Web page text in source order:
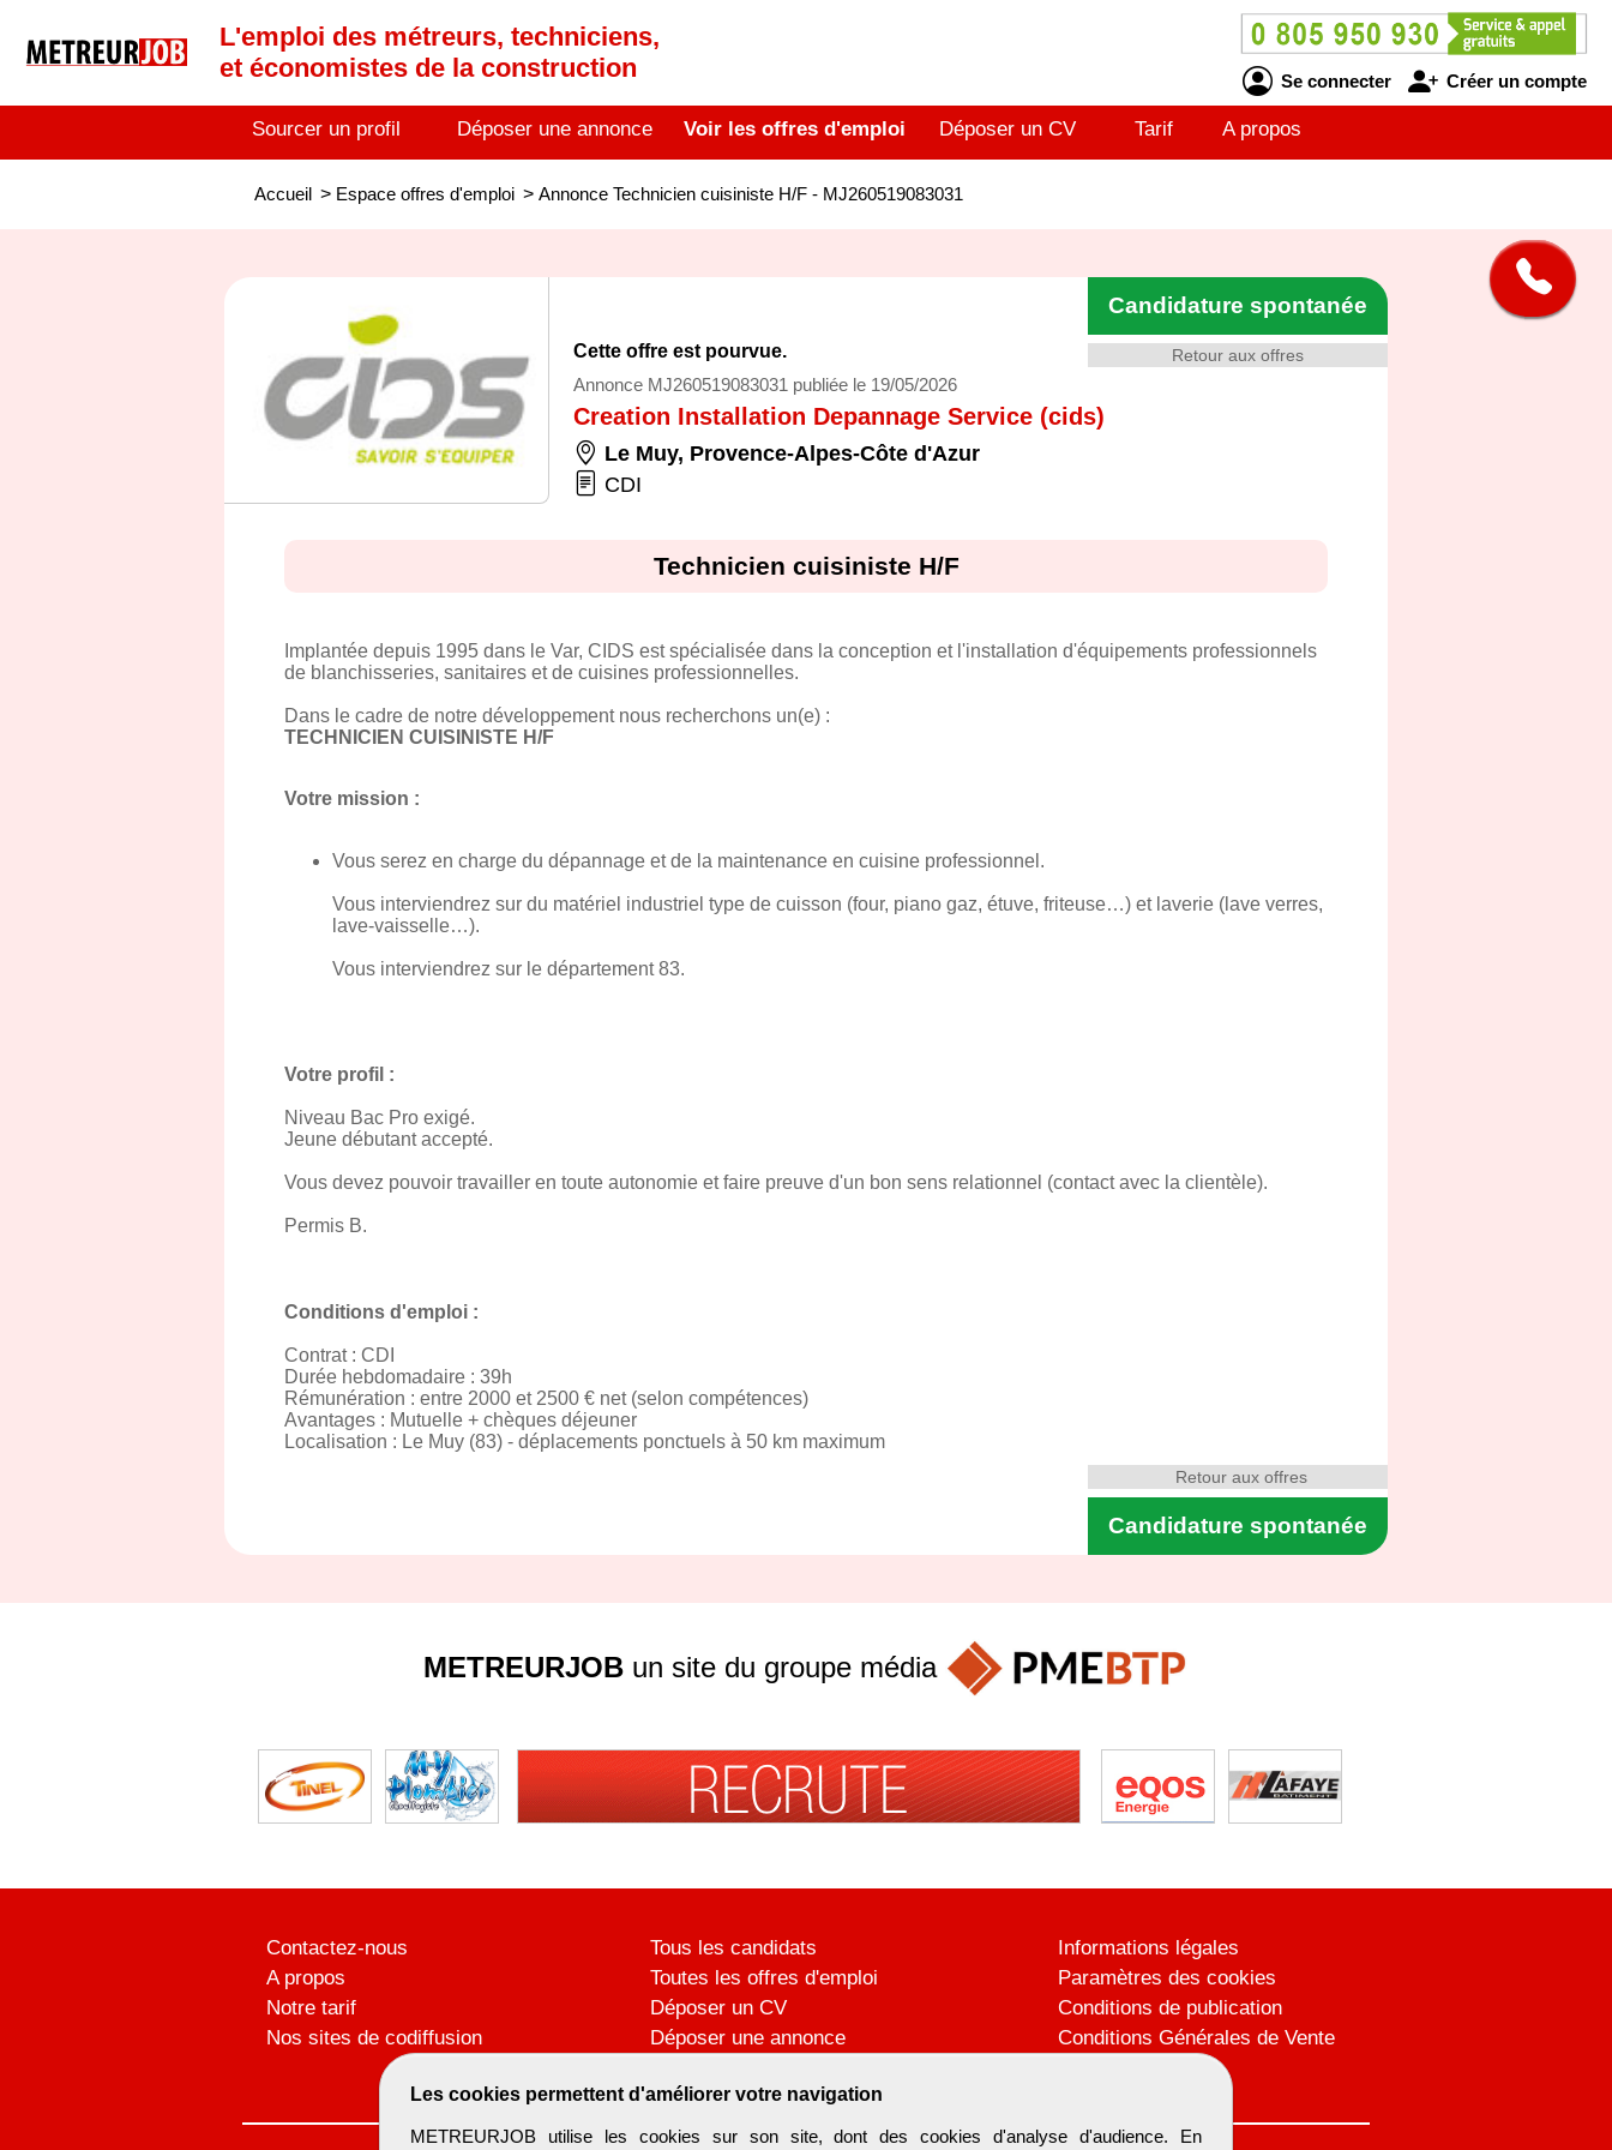
L'emploi des métreurs, techniciens,
et économistes de la construction
Se connecter Créer un compte
Sourcer un profil Déposer une annonce Voir les offres d'emploi Déposer un CV Tarif A propos
Accueil > Espace offres d'emploi > Annonce Technicien cuisiniste H/F - MJ260519083031
Retour aux offres
Candidature spontanée
Cette offre est pourvue.
Annonce MJ260519083031 publiée le 19/05/2026
Creation Installation Depannage Service (cids)
Le Muy, Provence-Alpes-Côte d'Azur
CDI
Technicien cuisiniste H/F
Implantée depuis 1995 dans le Var, CIDS est spécialisée dans la conception et l'installation d'équipements professionnels
de blanchisseries, sanitaires et de cuisines professionnelles.
Dans le cadre de notre développement nous recherchons un(e) :
TECHNICIEN CUISINISTE H/F
Votre mission :
Vous serez en charge du dépannage et de la maintenance en cuisine professionnel.
Vous interviendrez sur du matériel industriel type de cuisson (four, piano gaz, étuve, friteuse…) et laverie (lave verres,
lave-vaisselle…).
Vous interviendrez sur le département 83.
Votre profil :
Niveau Bac Pro exigé.
Jeune débutant accepté.
Vous devez pouvoir travailler en toute autonomie et faire preuve d'un bon sens relationnel (contact avec la clientèle).
Permis B.
Conditions d'emploi :
Contrat : CDI
Durée hebdomadaire : 39h
Rémunération : entre 2000 et 2500 € net (selon compétences)
Avantages : Mutuelle + chèques déjeuner
Localisation : Le Muy (83) - déplacements ponctuels à 50 km maximum
Candidature spontanée
Retour aux offres
Les cookies permettent d'améliorer votre navigation
METREURJOB utilise les cookies sur son site, dont des cookies d'analyse d'audience. En
METREURJOB un site du groupe média
Contactez-nous
A propos
Notre tarif
Nos sites de codiffusion
Tous les candidats
Toutes les offres d'emploi
Déposer un CV
Déposer une annonce
Informations légales
Paramètres des cookies
Conditions de publication
Conditions Générales de Vente